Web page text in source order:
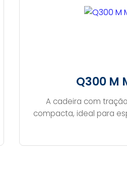
Q300 M
A cadeira com
compacta, ideal para